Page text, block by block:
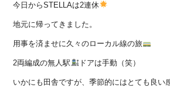
今日からSTELLAは2連休
地元に帰ってきました。
用事を済ませに久々のローカル線の旅
2両編成の無人駅 ドアは手動（笑）
いかにも田舎ですが、季節的にはとても良い